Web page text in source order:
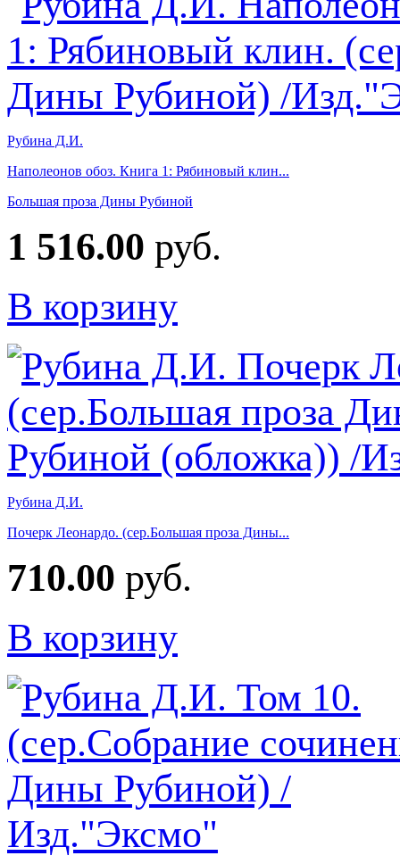
Рубина Д.И.
Наполеонов обоз. Книга 1: Рябиновый клин...
Большая проза Дины Рубиной
1 516.00 руб.
В корзину
Рубина Д.И.
Почерк Леонардо. (сер.Большая проза Дины...
710.00 руб.
В корзину